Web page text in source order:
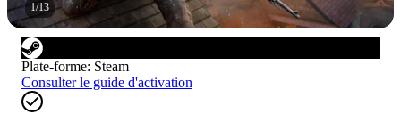
1/13
Plate-forme: Steam
Consulter le guide d'activation